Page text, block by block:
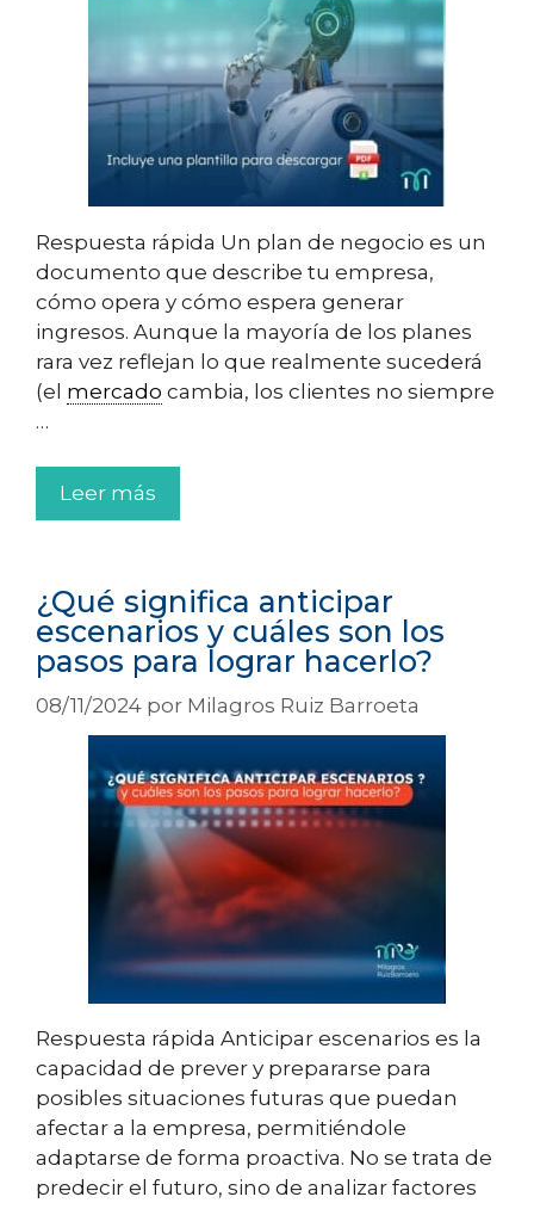
Respuesta rápida Un plan de negocio es un
documento que describe tu empresa,
cómo opera y cómo espera generar
ingresos. Aunque la mayoría de los planes
rara vez reflejan lo que realmente sucederá
(el mercado cambia, los clientes no siempre
…
Leer más
¿Qué significa anticipar
escenarios y cuáles son los
pasos para lograr hacerlo?
08/11/2024 por Milagros Ruiz Barroeta
Respuesta rápida Anticipar escenarios es la
capacidad de prever y prepararse para
posibles situaciones futuras que puedan
afectar a la empresa, permitiéndole
adaptarse de forma proactiva. No se trata de
predecir el futuro, sino de analizar factores